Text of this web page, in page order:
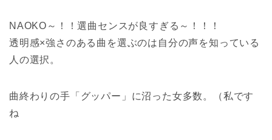
NAOKO～！！選曲センスが良すぎる～！！！
透明感×強さのある曲を選ぶのは自分の声を知っている
人の選択。
曲終わりの手「グッパー」に沼った女多数。（私です
ね